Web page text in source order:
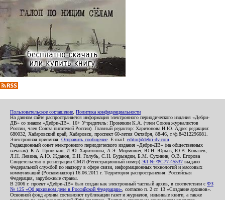
Пользовательское соглашение Политика конфиденциальности
На данном сайте распространяется информация электронного периодического издания «Дебри-
ДВ» со знаком «Дебри-ДВ». 16+ Учредитель: Пронякин К.А. (член Союза журналистов
России, член Союза писателей России). Главный редактор: Харитонова И.Ю. Адрес редакции:
680032, Хабаровский край, Хабаровск, проспект 60-летия Октября, 88-46, т./ф.84212296081.
Электронная приемная: Отправить сообщение . E-mail: editor@debri-dv.com
Редакционный совет электронного периодического издания «Дебри-ДВ» (на общественных
началах): К.А. Пронякин, И.Ю. Харитонова, А.Э. Мирмович, Ю.Н. Юрьев, Ю.В. Ковалев,
Л.Н. Левина, А.Ю. Жданов, Е.Н. Голубь, С.Н. Бурындин, Б.М. Сухинин, О.В. Егорова
Свидетельство о регистрации СМИ (Регистрационный номер) ЭЛ № ФС77-45537 выдано
Федеральной службой по надзору в сфере связи, информационных технологий и массовых
коммуникаций (Роскомнадзор) 16.06.2011 г. Территория распространения: Российская
Федерация, зарубежные страны.
В 2006 г. проект «Дебри-ДВ» был создан как электронный частный архив, в соответствии с ФЗ
№ 125 «Об архивном деле в Российской Федерации» , согласно п. 2 ст. 13 «Создание архивов».
Основной фонд архива составляют публикации газет и журналов, изданные книги, а также